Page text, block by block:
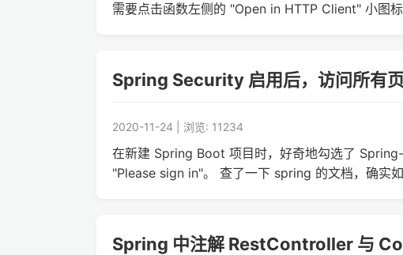
需要点击函数左侧的 "Open in HTTP Client" 小图
Spring Security 启用后，访问所有
2020-11-24 | 浏览: 11234
在新建 Spring Boot 项目时，好奇地勾选了
"Please sign in"。 查了一下 spring 的文档，确实
Spring 中注解 RestController 与